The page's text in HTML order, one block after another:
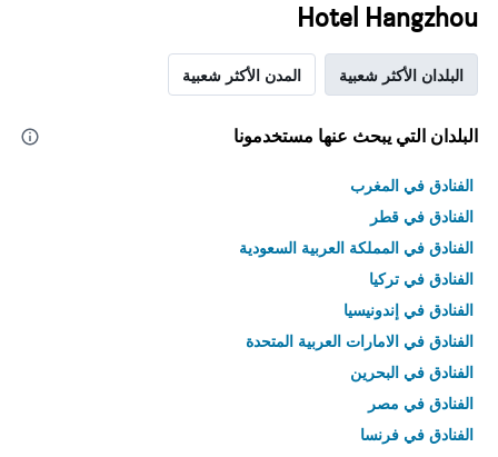
Hotel Hangzhou
البلدان الأكثر شعبية المدن الأكثر شعبية
البلدان التي يبحث عنها مستخدمونا
الفنادق في المغرب
الفنادق في قطر
الفنادق في المملكة العربية السعودية
الفنادق في تركيا
الفنادق في إندونيسيا
الفنادق في الامارات العربية المتحدة
الفنادق في البحرين
الفنادق في مصر
الفنادق في فرنسا